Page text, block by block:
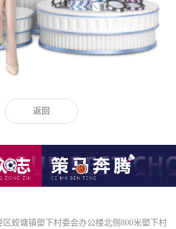
返回
蛟塘镇塱下村委会办公楼北侧800米塱下村